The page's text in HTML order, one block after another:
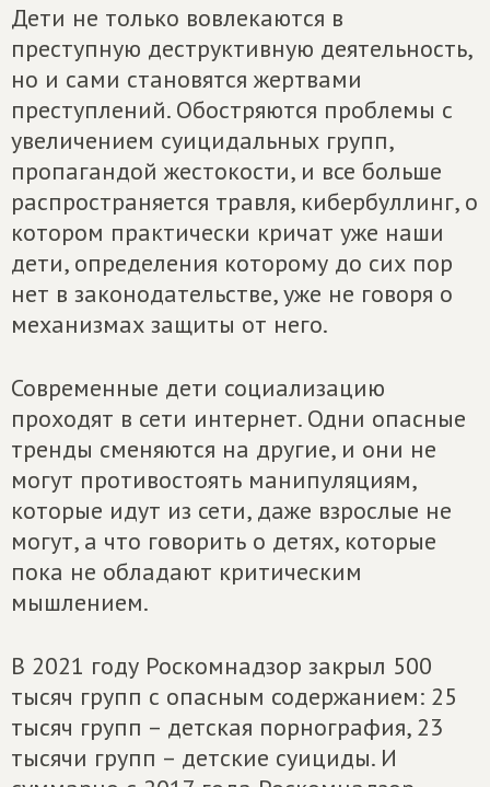
Дети не только вовлекаются в
преступную деструктивную деятельность,
но и сами становятся жертвами
преступлений. Обостряются проблемы с
увеличением суицидальных групп,
пропагандой жестокости, и все больше
распространяется травля, кибербуллинг, о
котором практически кричат уже наши
дети, определения которому до сих пор
нет в законодательстве, уже не говоря о
механизмах защиты от него.
Современные дети социализацию
проходят в сети интернет. Одни опасные
тренды сменяются на другие, и они не
могут противостоять манипуляциям,
которые идут из сети, даже взрослые не
могут, а что говорить о детях, которые
пока не обладают критическим
мышлением.
В 2021 году Роскомнадзор закрыл 500
тысяч групп с опасным содержанием: 25
тысяч групп – детская порнография, 23
тысячи групп – детские суициды. И